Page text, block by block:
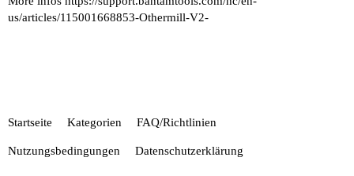
us/articles/115001668853-Othermill-V2-
Startseite Kategorien FAQ/Richtlinien
Nutzungsbedingungen Datenschutzerklärung